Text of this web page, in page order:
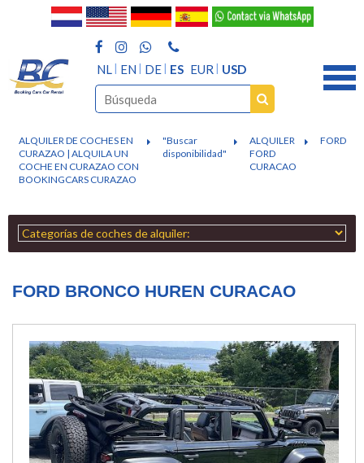
NL EN DE ES EUR USD
ALQUILER DE COCHES EN
CURAZAO | ALQUILA UN
COCHE EN CURAZAO CON
BOOKINGCARS CURAZAO
"Buscar
disponibilidad"
ALQUILER
FORD
CURACAO
FORD
FORD BRONCO HUREN CURACAO